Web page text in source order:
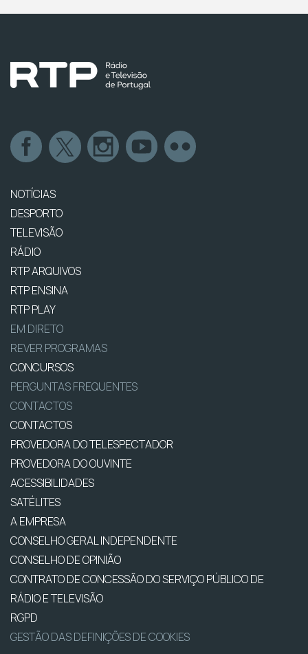
NOTÍCIAS
DESPORTO
TELEVISÃO
RÁDIO
RTP ARQUIVOS
RTP ENSINA
RTP PLAY
EM DIRETO
REVER PROGRAMAS
CONCURSOS
PERGUNTAS FREQUENTES
CONTACTOS
CONTACTOS
PROVEDORA DO TELESPECTADOR
PROVEDORA DO OUVINTE
ACESSIBILIDADES
SATÉLITES
A EMPRESA
CONSELHO GERAL INDEPENDENTE
CONSELHO DE OPINIÃO
CONTRATO DE CONCESSÃO DO SERVIÇO PÚBLICO DE
RÁDIO E TELEVISÃO
RGPD
GESTÃO DAS DEFINIÇÕES DE COOKIES